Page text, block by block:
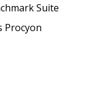
Suite
Procyon